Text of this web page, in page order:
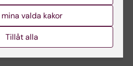
valda kakor
Tillåt alla